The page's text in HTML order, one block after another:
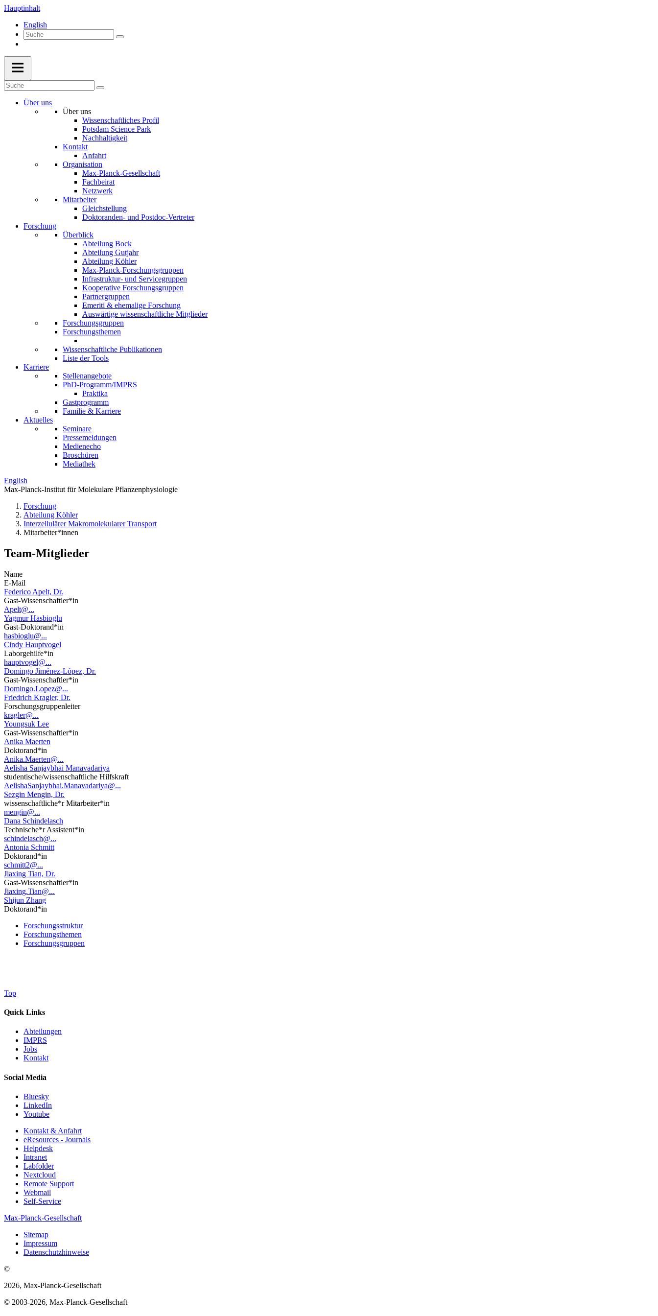
Hauptinhalt
English
Über uns
Über uns
Wissenschaftliches Profil
Potsdam Science Park
Nachhaltigkeit
Kontakt
Anfahrt
Organisation
Max-Planck-Gesellschaft
Fachbeirat
Netzwerk
Mitarbeiter
Gleichstellung
Doktoranden- und Postdoc-Vertreter
Forschung
Überblick
Abteilung Bock
Abteilung Gutjahr
Abteilung Köhler
Max-Planck-Forschungsgruppen
Infrastruktur- und Servicegruppen
Kooperative Forschungsgruppen
Partnergruppen
Emeriti & ehemalige Forschung
Auswärtige wissenschaftliche Mitglieder
Forschungsgruppen
Forschungsthemen
Wissenschaftliche Publikationen
Liste der Tools
Karriere
Stellenangebote
PhD-Programm/IMPRS
Praktika
Gastprogramm
Familie & Karriere
Aktuelles
Seminare
Pressemeldungen
Medienecho
Broschüren
Mediathek
English
Max-Planck-Institut für Molekulare Pflanzenphysiologie
Forschung
Abteilung Köhler
Interzellulärer Makromolekularer Transport
Mitarbeiter*innen
Team-Mitglieder
Name
E-Mail
Federico Apelt, Dr.
Gast-Wissenschaftler*in
Apelt@...
Yagmur Hasbioglu
Gast-Doktorand*in
hasbioglu@...
Cindy Hauptvogel
Laborgehilfe*in
hauptvogel@...
Domingo Jiménez-López, Dr.
Gast-Wissenschaftler*in
Domingo.Lopez@...
Friedrich Kragler, Dr.
Forschungsgruppenleiter
kragler@...
Youngsuk Lee
Gast-Wissenschaftler*in
Anika Maerten
Doktorand*in
Anika.Maerten@...
Aelisha Sanjaybhai Manavadariya
studentische/wissenschaftliche Hilfskraft
AelishaSanjaybhai.Manavadariya@...
Sezgin Mengin, Dr.
wissenschaftliche*r Mitarbeiter*in
mengin@...
Dana Schindelasch
Technische*r Assistent*in
schindelasch@...
Antonia Schmitt
Doktorand*in
schmitt2@...
Jiaxing Tian, Dr.
Gast-Wissenschaftler*in
Jiaxing.Tian@...
Shijun Zhang
Doktorand*in
Forschungsstruktur
Forschungsthemen
Forschungsgruppen
Top
Quick Links
Abteilungen
IMPRS
Jobs
Kontakt
Social Media
Bluesky
LinkedIn
Youtube
Kontakt & Anfahrt
eResources - Journals
Helpdesk
Intranet
Labfolder
Nextcloud
Remote Support
Webmail
Self-Service
Max-Planck-Gesellschaft
Sitemap
Impressum
Datenschutzhinweise
©
2026, Max-Planck-Gesellschaft
© 2003-2026, Max-Planck-Gesellschaft